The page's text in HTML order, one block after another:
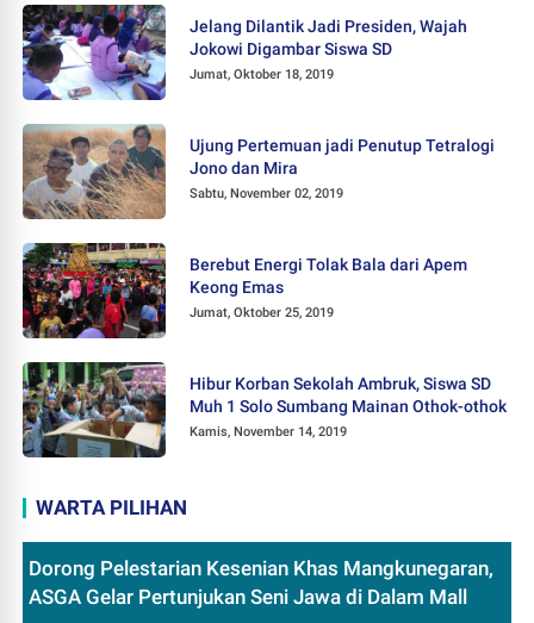
Jelang Dilantik Jadi Presiden, Wajah
Jokowi Digambar Siswa SD
Jumat, Oktober 18, 2019
Ujung Pertemuan jadi Penutup Tetralogi
Jono dan Mira
Sabtu, November 02, 2019
Berebut Energi Tolak Bala dari Apem
Keong Emas
Jumat, Oktober 25, 2019
Hibur Korban Sekolah Ambruk, Siswa SD
Muh 1 Solo Sumbang Mainan Othok-othok
Kamis, November 14, 2019
WARTA PILIHAN
Dorong Pelestarian Kesenian Khas Mangkunegaran,
ASGA Gelar Pertunjukan Seni Jawa di Dalam Mall